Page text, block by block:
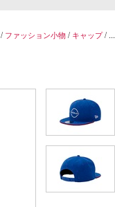
/ ファッション小物/ キャップ/ ...